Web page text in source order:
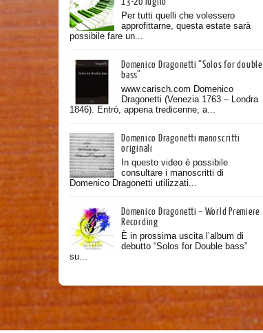
Per tutti quelli che volessero
approfittarne, questa estate sarà
possibile fare un...
Domenico Dragonetti “Solos for double
bass”
www.carisch.com Domenico
Dragonetti (Venezia 1763 – Londra
1846). Entrò, appena tredicenne, a...
Domenico Dragonetti manoscritti
originali
In questo video è possibile
consultare i manoscritti di
Domenico Dragonetti utilizzati...
Domenico Dragonetti – World Premiere
Recording
È in prossima uscita l’album di
debutto “Solos for Double bass”
su...